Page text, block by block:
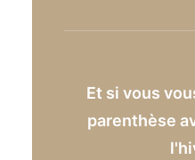
Et si vous
parenthèse